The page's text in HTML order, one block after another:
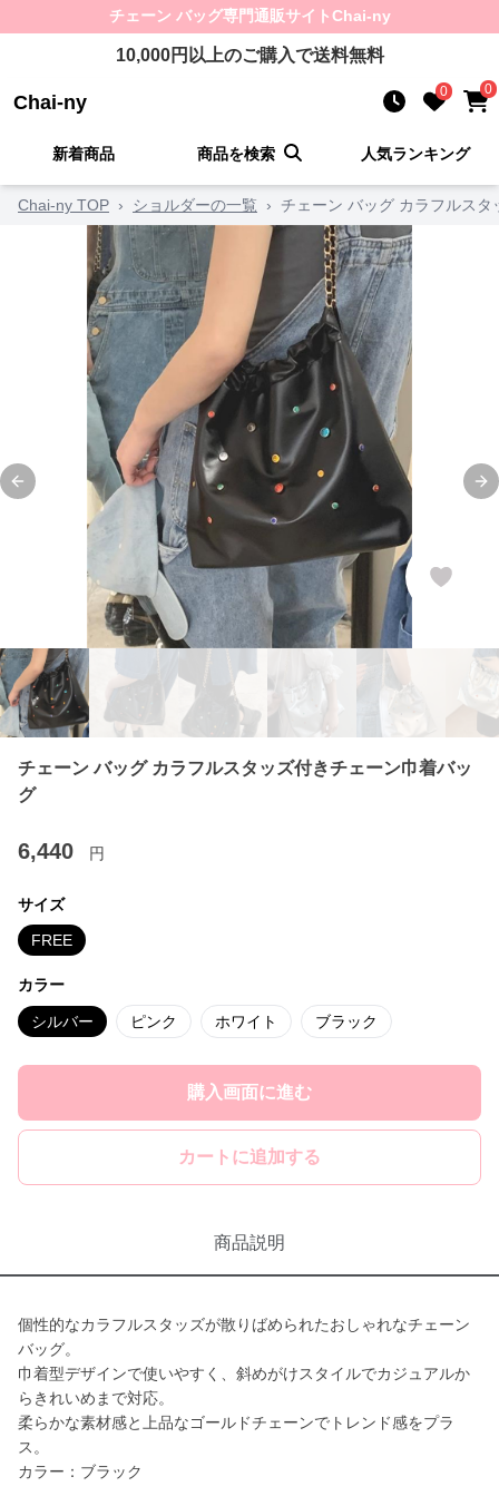
チェーン バッグ専門通販サイトChai-ny
10,000円以上のご購入で送料無料
Chai-ny 0 0
新着商品 商品を検索 人気ランキング
Chai-ny TOP › ショルダーの一覧 › チェーン バッグ カラフルス
Previous slide
チェーン バッグ カラフルスタッズ付きチェーン巾着バッ
グ
6,440 円
サイズ
FREE
カラー
シルバー ピンク ホワイト ブラック
購入画面に進む
カートに追加する
商品説明
個性的なカラフルスタッズが散りばめられたおしゃれなチェーン
バッグ。
巾着型デザインで使いやすく、斜めがけスタイルでカジュアルか
らきれいめまで対応。
柔らかな素材感と上品なゴールドチェーンでトレンド感をプラ
ス。
カラー：ブラック